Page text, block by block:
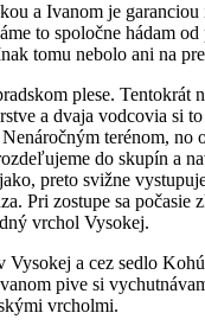
a Ivanom je garanciou
to spoločne hádam
tomu nebolo ani na
plese. Tentokrát
a dvaja vodcovia si
terénom, no
do skupín a
preto svižne
Pri zostupe sa počasie
vrchol Vysokej.
Vysokej a cez sedlo
pive si
vrcholmi.